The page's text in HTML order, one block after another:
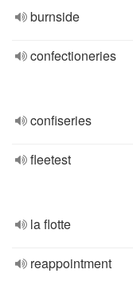
burnside
confectioneries
confiseries
fleetest
la flotte
reappointment